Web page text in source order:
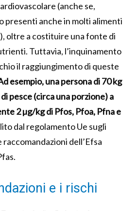
(anche se,
presenti anche in molti alimenti
oltre a costituire una fonte di
Tuttavia, l’inquinamento
il raggiungimento di queste
esempio, una persona di 70 kg
pesce (circa una porzione) a
2 µg/kg di Pfos, Pfoa, Pfna e
dal regolamento Ue sugli
raccomandazioni dell’Efsa
e i rischi